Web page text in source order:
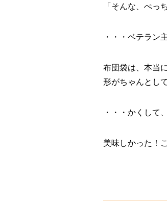
「そんな、ぺっ
・・・ベテラン
布団袋は、本当
形がちゃんとし
・・・かくして
美味しかった！